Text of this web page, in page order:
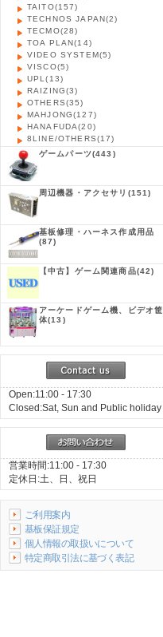
TAITO(157)
TECHNOS JAPAN(2)
TECMO(28)
TOA PLAN(14)
VIDEO SYSTEM(5)
VISCO(5)
UPL(13)
RAIZING(3)
OTHERS(35)
MAHJONG(127)
HANAFUDA(20)
8LINE/OTHERS(17)
ゲームパーツ(443)
周辺機器・アクセサリ (151)
基板修理・ハーネス作成用品
(87)
【中古】ゲーム関連商品(42)
アーケードゲーム機、ビデオ筐
体(13)
Open:11:00 - 17:30
Closed:Sat, Sun and Public holiday
営業時間:11:00 - 17:30
定休日:土、日、祝日
ご利用案内
基板保証規定
個人情報の取扱いについて
特定商取引法に基づく表記